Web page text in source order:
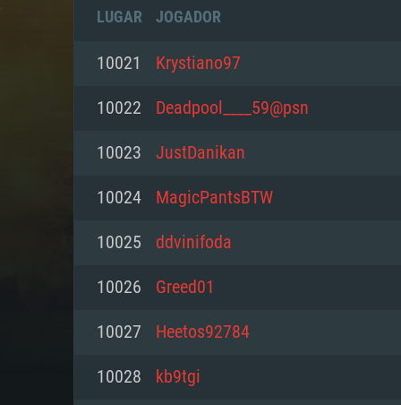
LUGAR JOGADOR
10021 Krystiano97
10022 Deadpool____59@psn
10023 JustDanikan
10024 MagicPantsBTW
10025 ddvinifoda
10026 Greed01
10027 Heetos92784
10028 kb9tgi